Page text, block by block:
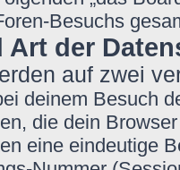
Besuchs
Art der
auf zwei
deinem Besuch
die dein
eine eindeutige